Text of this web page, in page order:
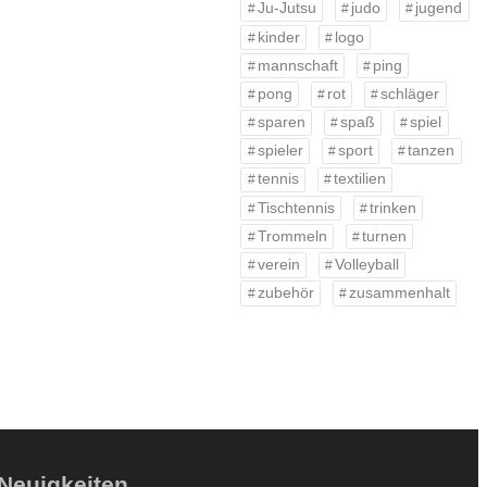
Ju-Jutsu
judo
jugend
kinder
logo
mannschaft
ping
pong
rot
schläger
sparen
spaß
spiel
spieler
sport
tanzen
tennis
textilien
Tischtennis
trinken
Trommeln
turnen
verein
Volleyball
zubehör
zusammenhalt